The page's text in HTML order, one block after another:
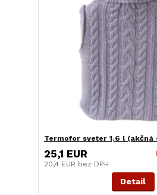
Termofor sveter 1,6 l (akčná
25,1 EUR
20,4 EUR bez DPH
Detail